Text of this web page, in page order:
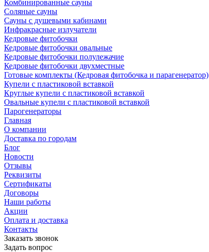
Комбинированные сауны
Соляные сауны
Сауны с душевыми кабинами
Инфракрасные излучатели
Кедровые фитобочки
Кедровые фитобочки овальные
Кедровые фитобочки полулежачие
Кедровые фитобочки двухместные
Готовые комплекты (Кедровая фитобочка и парагенератор)
Купели с пластиковой вставкой
Круглые купели с пластиковой вставкой
Овальные купели с пластиковой вставкой
Парогенераторы
Главная
О компании
Доставка по городам
Блог
Новости
Отзывы
Реквизиты
Сертификаты
Договоры
Наши работы
Акции
Оплата и доставка
Контакты
Заказать звонок
Задать вопрос